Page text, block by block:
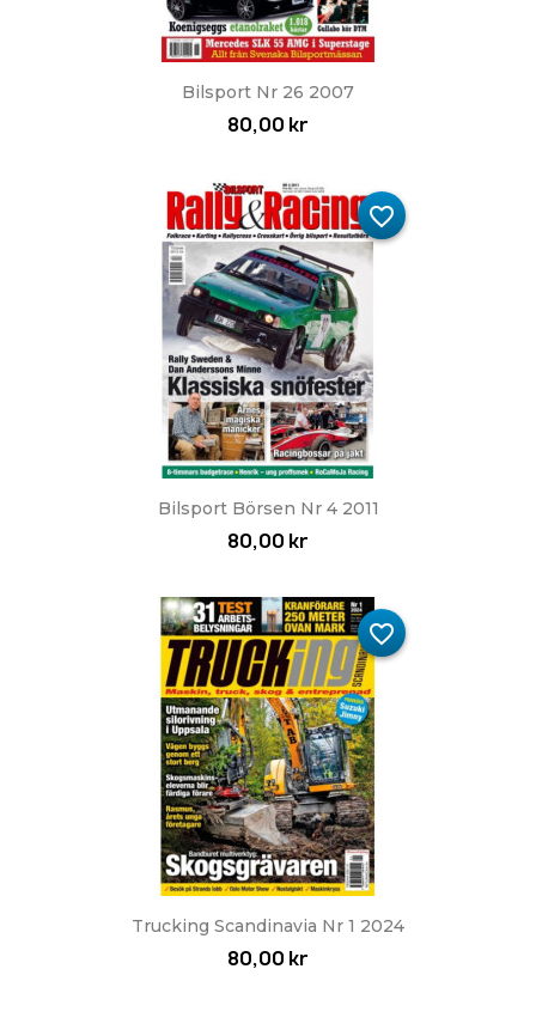
Bilsport Nr 26 2007
80,00 kr
Bilsport Börsen Nr 4 2011
80,00 kr
favorite_border
Trucking Scandinavia Nr 1 2024
80,00 kr
favorite_border